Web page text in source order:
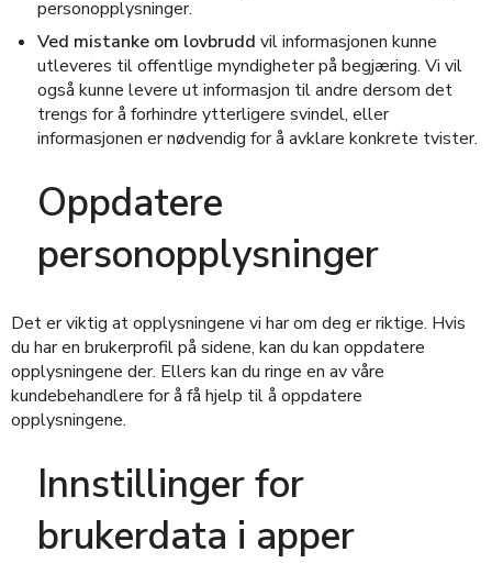
personopplysninger.
Ved mistanke om lovbrudd vil informasjonen kunne
utleveres til offentlige myndigheter på begjæring. Vi vil
også kunne levere ut informasjon til andre dersom det
trengs for å forhindre ytterligere svindel, eller
informasjonen er nødvendig for å avklare konkrete tvister.
Oppdatere
personopplysninger
Det er viktig at opplysningene vi har om deg er riktige. Hvis
du har en brukerprofil på sidene, kan du kan oppdatere
opplysningene der. Ellers kan du ringe en av våre
kundebehandlere for å få hjelp til å oppdatere
opplysningene.
Innstillinger for
brukerdata i apper